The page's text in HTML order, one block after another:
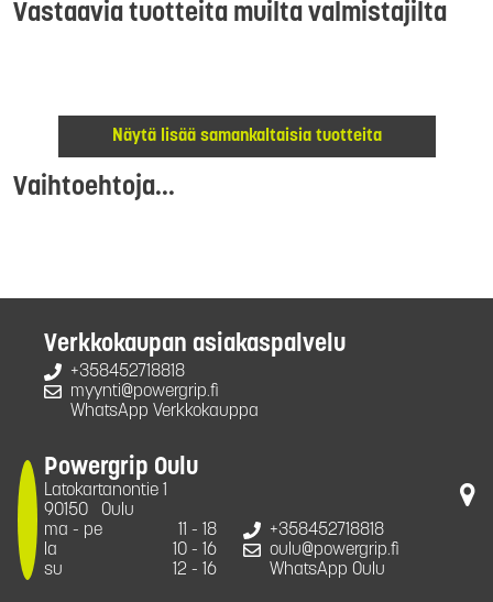
Vastaavia tuotteita muilta valmistajilta
Näytä lisää samankaltaisia tuotteita
Vaihtoehtoja...
Verkkokaupan asiakaspalvelu
+358452718818
myynti@powergrip.fi
WhatsApp Verkkokauppa
Powergrip Oulu
Latokartanontie 1
90150
Oulu
ma - pe
11 - 18
la
10 - 16
su
12 - 16
+358452718818
oulu@powergrip.fi
WhatsApp Oulu